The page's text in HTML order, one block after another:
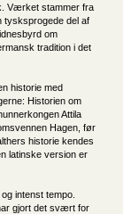
Værket stammer fra
tysksprogede del af
om
tradition i det
historie med
Historien om
Attila
Hagen, før
historie kendes
latinske version er
intenst tempo.
gjort det svært for